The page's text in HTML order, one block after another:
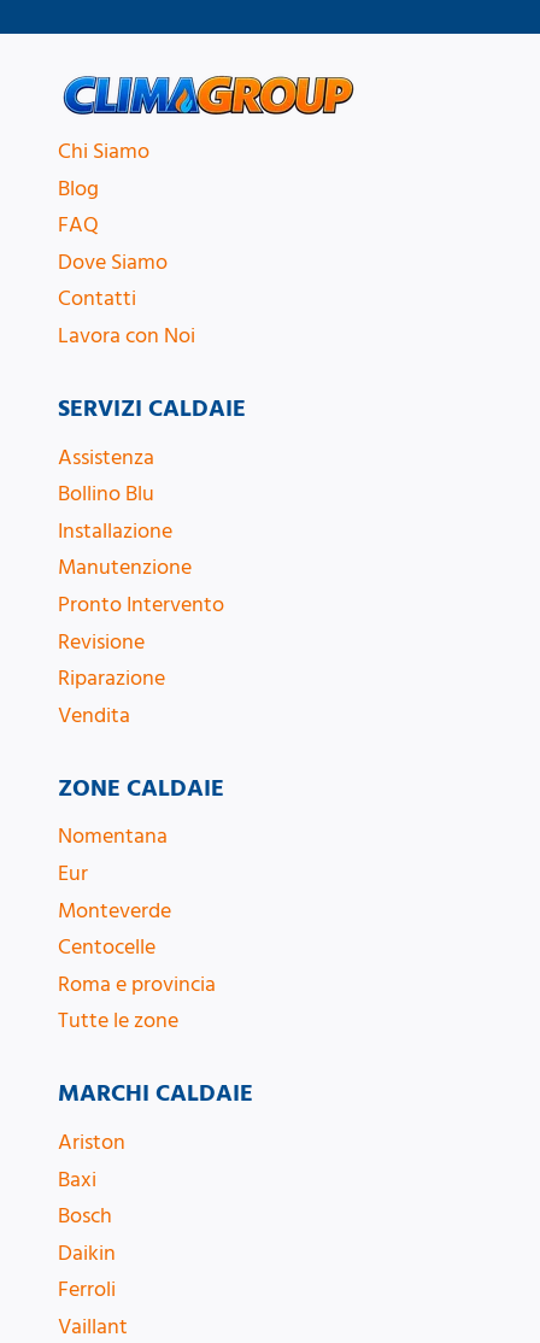
Chi Siamo
Blog
FAQ
Dove Siamo
Contatti
Lavora con Noi
SERVIZI CALDAIE
Assistenza
Bollino Blu
Installazione
Manutenzione
Pronto Intervento
Revisione
Riparazione
Vendita
ZONE CALDAIE
Nomentana
Eur
Monteverde
Centocelle
Roma e provincia
Tutte le zone
MARCHI CALDAIE
Ariston
Baxi
Bosch
Daikin
Ferroli
Vaillant